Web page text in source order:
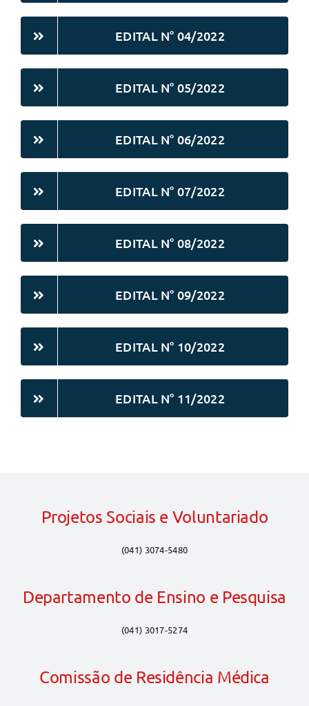
EDITAL N° 04/2022
EDITAL N° 05/2022
EDITAL N° 06/2022
EDITAL N° 07/2022
EDITAL N° 08/2022
EDITAL N° 09/2022
EDITAL N° 10/2022
EDITAL N° 11/2022
Projetos Sociais e Voluntariado
(041) 3074-5480
Departamento de Ensino e Pesquisa
(041) 3017-5274
Comissão de Residência Médica